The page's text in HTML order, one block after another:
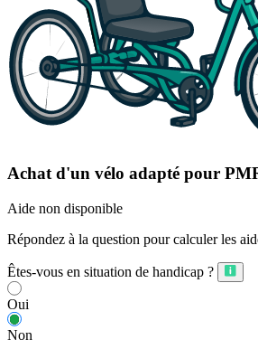
Achat d'un vélo adapté pour
Aide non disponible
Répondez à la question pour calculer les
Êtes-vous en situation de handicap ?
Oui
Non